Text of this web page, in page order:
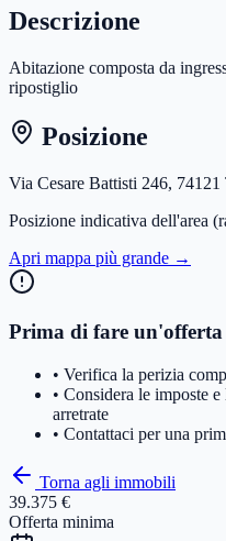
Descrizione
Abitazione composta da
ripostiglio
Posizione
Via Cesare Battisti 246,
Posizione indicativa dell'area
Apri mappa più grande →
Prima di fare un'offerta
• Verifica la perizia
• Considera le imposte
arretrate
• Contattaci per una
Torna agli immobili
39.375 €
Offerta minima